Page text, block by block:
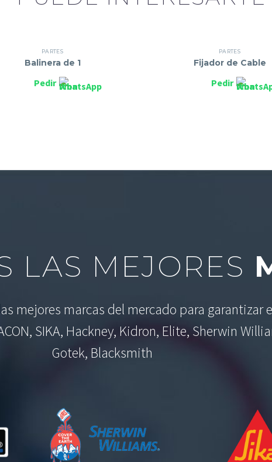
PARTES
Balinera de 1
Pedir
PARTES
Fijador de Cable
Pedir
LAS MEJORES
mejores marcas del mercado para garantizar
SIKA, Hackney, Kidron, Elite, Sherwin
Gotek, Blacksmith